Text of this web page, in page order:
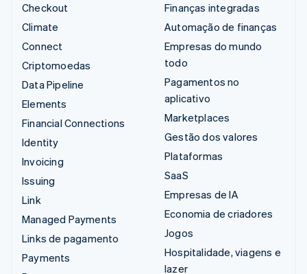
Checkout
Climate
Connect
Criptomoedas
Data Pipeline
Elements
Financial Connections
Identity
Invoicing
Issuing
Link
Managed Payments
Links de pagamento
Payments
Finanças integradas
Automação de finanças
Empresas do mundo
todo
Pagamentos no
aplicativo
Marketplaces
Gestão dos valores
Plataformas
SaaS
Empresas de IA
Economia de criadores
Jogos
Hospitalidade, viagens e
lazer